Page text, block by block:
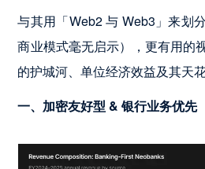
与其用「Web2 与 Web3」来划
商业模式毫无启示），更有用的
的护城河、单位经济效益及其天花
一、加密友好型 & 银行业务优先